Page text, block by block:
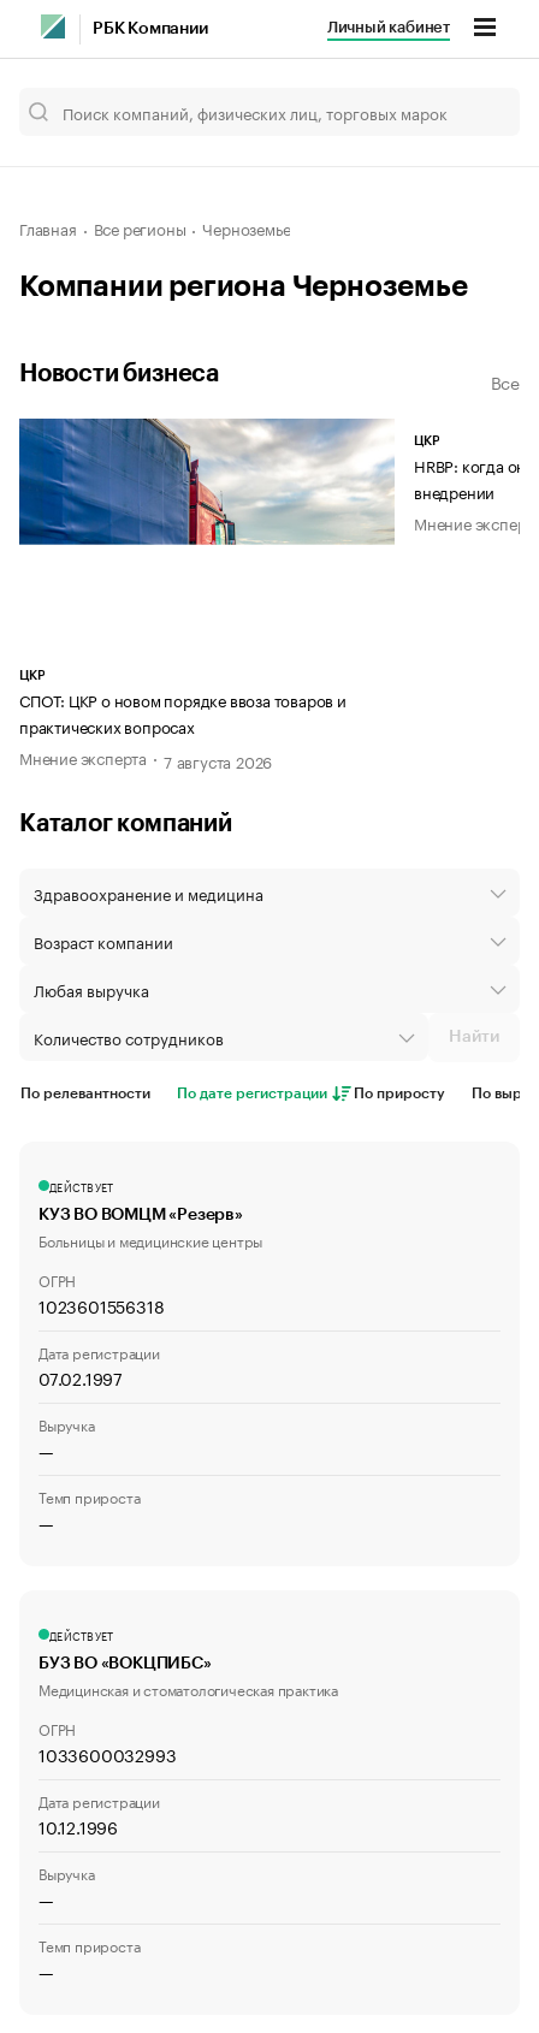
РБК Компании Личный кабинет
Главная Все регионы Черноземье
Компании региона Черноземье
Новости бизнеса Все
ЦКР
СПОТ: ЦКР о новом порядке ввоза товаров и
практических вопросах
Мнение эксперта
7 августа 2026
ЦКР
HRBP: когда он
внедрении
Мнение
Каталог компаний
Найти
По релевантности По дате регистрации По приросту По
ДЕЙСТВУЕТ
КУЗ ВО ВОМЦМ «Резерв»
Больницы и медицинские центры
ОГРН
1023601556318
Дата регистрации
07.02.1997
Выручка
—
Темп прироста
—
ДЕЙСТВУЕТ
БУЗ ВО «ВОКЦПИБС»
Медицинская и стоматологическая практика
ОГРН
1033600032993
Дата регистрации
10.12.1996
Выручка
—
Темп прироста
—